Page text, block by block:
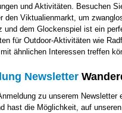
und Aktivitäten. Besuchen
den Viktualienmarkt, um
und dem Glockenspiel ist ein
für Outdoor-Aktivitäten wie
ähnlichen Interessen treffen
Newsletter
zu unserem
hast die Möglichkeit, auf